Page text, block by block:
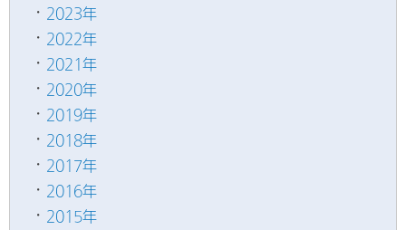
2023年
2022年
2021年
2020年
2019年
2018年
2017年
2016年
2015年